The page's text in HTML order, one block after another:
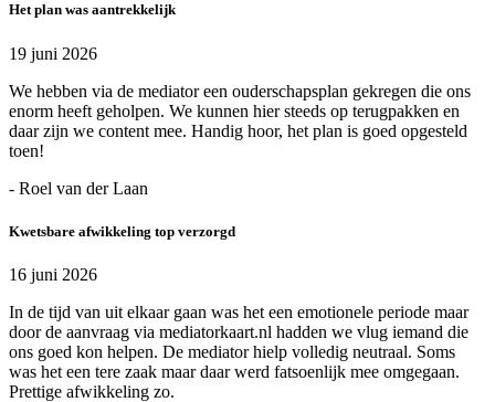
Het plan was aantrekkelijk
19 juni 2026
We hebben via de mediator een ouderschapsplan gekregen die ons
enorm heeft geholpen. We kunnen hier steeds op terugpakken en
daar zijn we content mee. Handig hoor, het plan is goed opgesteld
toen!
- Roel van der Laan
Kwetsbare afwikkeling top verzorgd
16 juni 2026
In de tijd van uit elkaar gaan was het een emotionele periode maar
door de aanvraag via mediatorkaart.nl hadden we vlug iemand die
ons goed kon helpen. De mediator hielp volledig neutraal. Soms
was het een tere zaak maar daar werd fatsoenlijk mee omgegaan.
Prettige afwikkeling zo.